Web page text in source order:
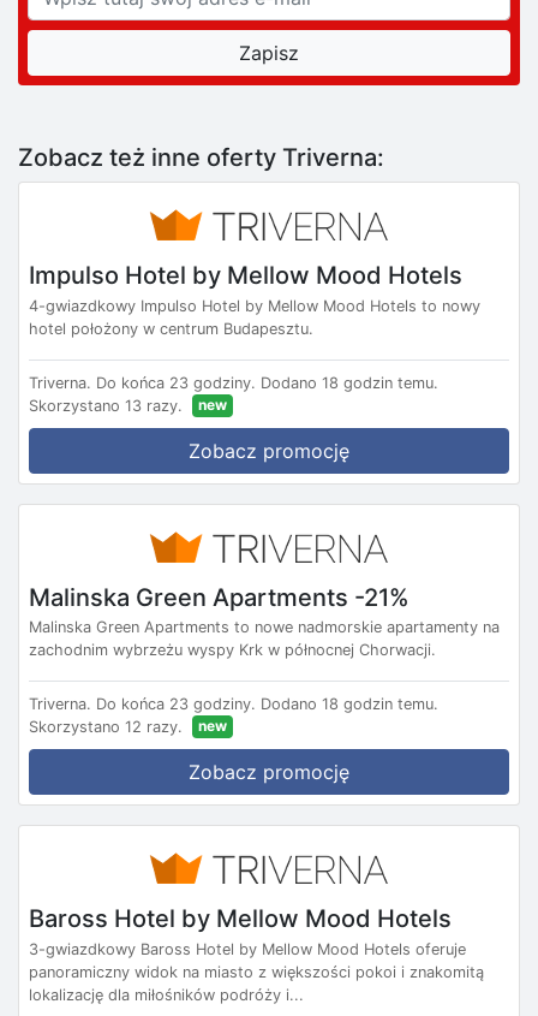
Zobacz też inne oferty Triverna:
Impulso Hotel by Mellow Mood Hotels
4-gwiazdkowy Impulso Hotel by Mellow Mood Hotels to nowy
hotel położony w centrum Budapesztu.
Triverna. Do końca 23 godziny. Dodano 18 godzin temu.
Skorzystano 13 razy.
new
Zobacz promocję
Malinska Green Apartments -21%
Malinska Green Apartments to nowe nadmorskie apartamenty na
zachodnim wybrzeżu wyspy Krk w północnej Chorwacji.
Triverna. Do końca 23 godziny. Dodano 18 godzin temu.
Skorzystano 12 razy.
new
Zobacz promocję
Baross Hotel by Mellow Mood Hotels
3-gwiazdkowy Baross Hotel by Mellow Mood Hotels oferuje
panoramiczny widok na miasto z większości pokoi i znakomitą
lokalizację dla miłośników podróży i...